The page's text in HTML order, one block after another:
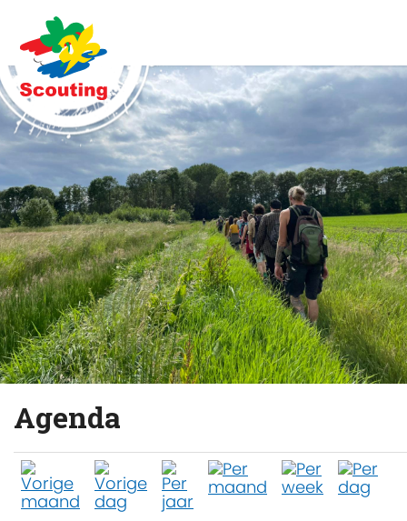
Agenda